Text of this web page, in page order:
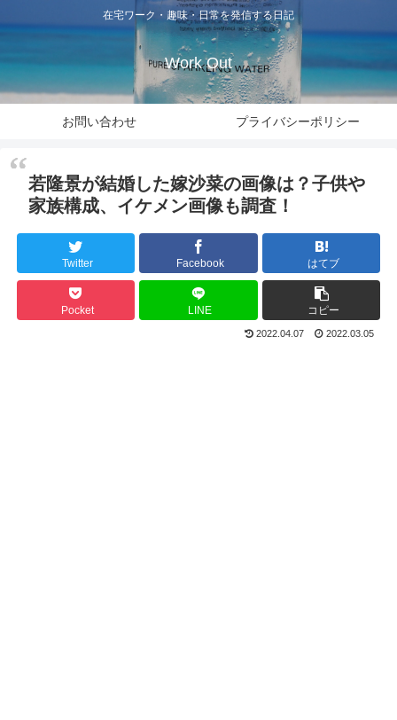
在宅ワーク・趣味・日常を発信する日記
Work Out
お問い合わせ プライバシーポリシー
若隆景が結婚した嫁沙菜の画像は？子供や
家族構成、イケメン画像も調査！
Twitter Facebook はてブ
Pocket LINE コピー
2022.04.07 2022.03.05